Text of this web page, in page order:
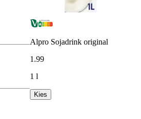
Alpro Sojadrink original
1 .99
1 l
Kies